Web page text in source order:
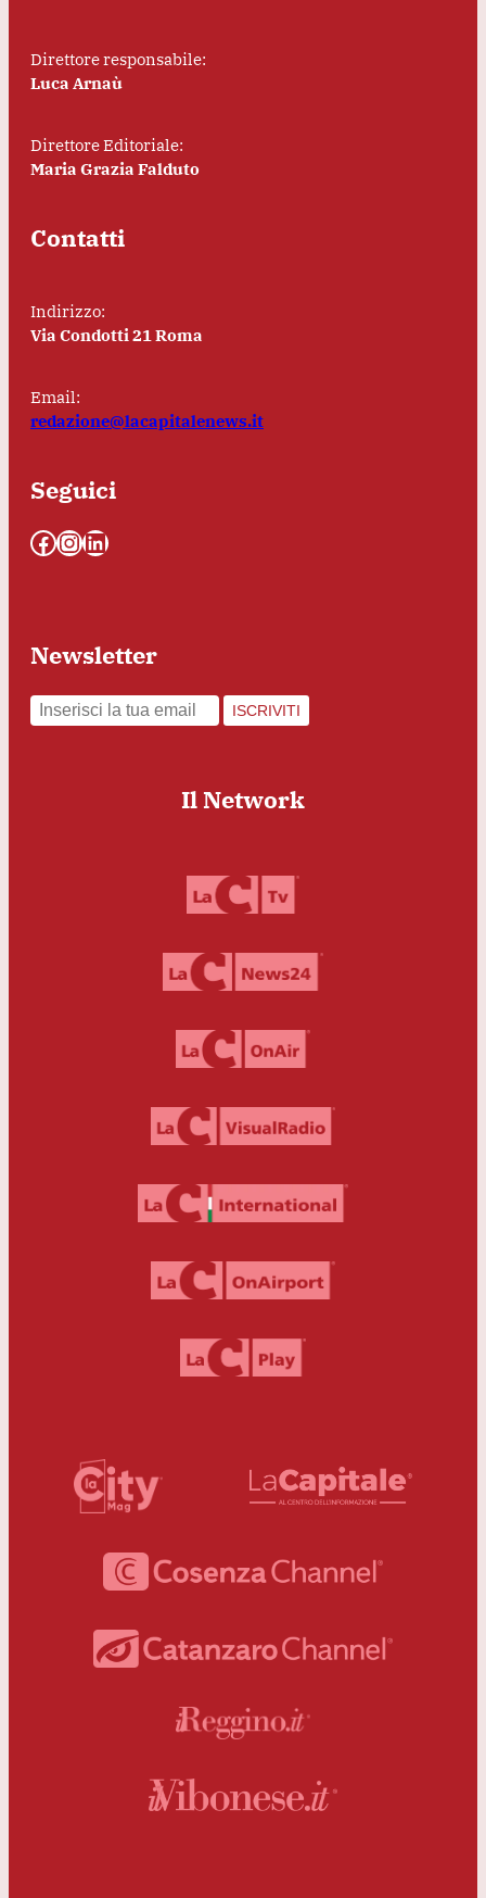
Direttore responsabile:
Luca Arnaù
Direttore Editoriale:
Maria Grazia Falduto
Contatti
Indirizzo:
Via Condotti 21 Roma
Email:
redazione@lacapitalenews.it
Seguici
Facebook InstagramLinkedIn
Newsletter
ISCRIVITI
Il Network